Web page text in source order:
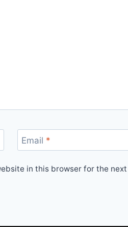
Email *
in this browser for the